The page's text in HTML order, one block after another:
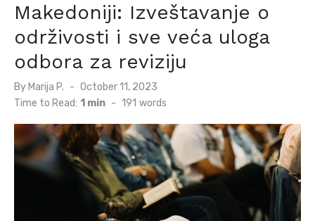
Makedoniji: Izveštavanje o
održivosti i sve veća uloga
odbora za reviziju
By Marija P.
Posted
on
October 11, 2023
Time to Read: 1 min - 191 words